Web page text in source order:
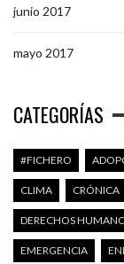
junio 2017
mayo 2017
CATEGORÍAS
#FICHERO
CLIMA CRÓNICA
DERECHOS
EMERGENCIA